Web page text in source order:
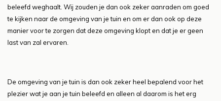
beleefd weghaalt. Wij zouden je dan ook zeker aanraden om goed
te kijken naar de omgeving van je tuin en om er dan ook op deze
manier voor te zorgen dat deze omgeving klopt en dat je er geen
last van zal ervaren.
De omgeving van je tuin is dan ook zeker heel bepalend voor het
plezier wat je aan je tuin beleefd en alleen al daarom is het erg